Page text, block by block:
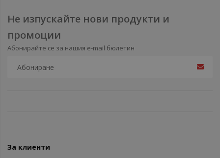
Не изпускайте нови продукти и
промоции
Абонирайте се за нашия e-mail бюлетин
За клиенти